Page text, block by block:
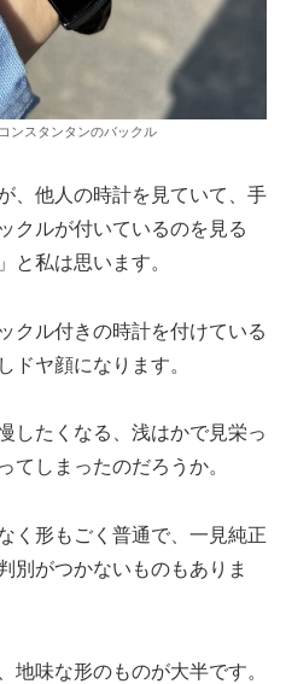
ンスタンタンのバックル
、他人の時計を見ていて、手
クルが付いているのを見る
と私は思います。
クル付きの時計を付けている
ドヤ顔になります。
したくなる、浅はかで見栄っ
てしまったのだろうか。
く形もごく普通で、一見純正
別がつかないものもありま
地味な形のものが大半です。